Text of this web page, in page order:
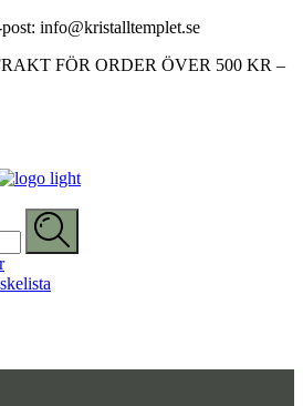
info@kristalltemplet.se
FÖR ORDER ÖVER 500 KR –